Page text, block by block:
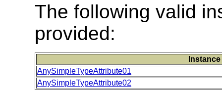
The following valid
provided:
Instance
AnySimpleTypeAttribute01
AnySimpleTypeAttribute02